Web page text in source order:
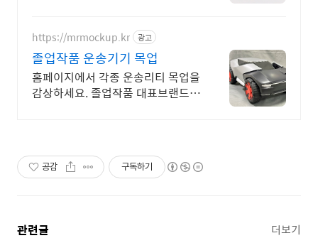
https://mrmockup.kr 광고
졸업작품 운송기기 목업
홈페이지에서 각종 운송리티 목업을
감상하세요. 졸업작품 대표브랜드 -
공감 구독하기
관련글 더보기